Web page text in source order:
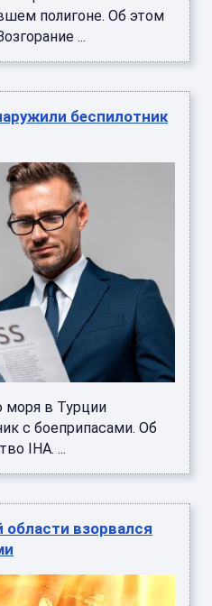
полигоне. Об этом
...
беспилотник
моря в Турции
с боеприпасами. Об
IHA. ...
взорвался